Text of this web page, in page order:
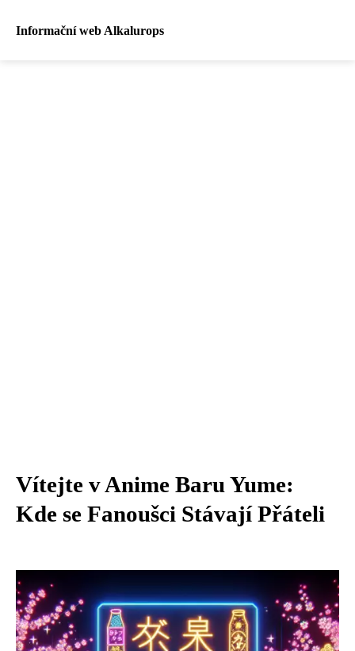
Informační web Alkalurops
Vítejte v Anime Baru Yume:
Kde se Fanoušci Stávají Přáteli